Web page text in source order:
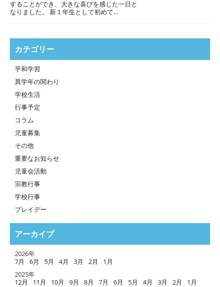
することができ、大きな喜びを感じた一日と
なりました。 新１年生として初めて…
カテゴリー
平和学習
異学年の関わり
学校生活
行事予定
コラム
児童募集
その他
重要なお知らせ
児童会活動
宗教行事
学校行事
プレイデー
アーカイブ
2026年
7月
6月 5月 4月 3月 2月
1月
2025年
12月
11月 10月 9月 8月 7月 6月 5月 4月 3月 2月
1月